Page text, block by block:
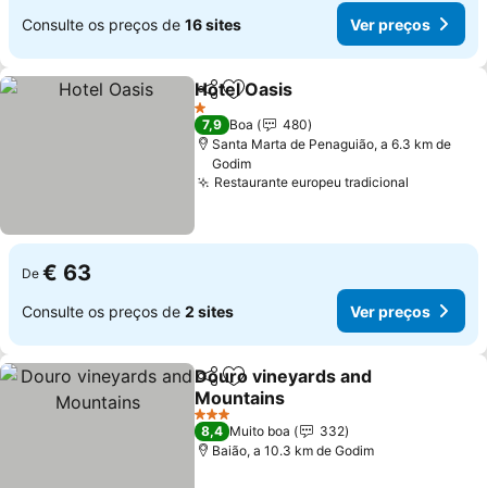
Consulte os preços de 16 sites Ver preços
PartilharAdicionar aos favoritos
Hotel Oasis
1 Estrelas
7,9 Boa
480
Santa Marta de Penaguião, a 6.3 km de
Godim
Restaurante europeu tradicional
De € 63
Consulte os preços de 2 sites Ver preços
PartilharAdicionar aos favoritos
Douro vineyards and
Mountains
Ver preços
3 Estrelas
8,4 Muito boa
332
Baião, a 10.3 km de Godim